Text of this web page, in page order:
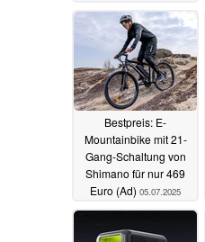
Bestpreis: E-
Mountainbike mit 21-
Gang-Schaltung von
Shimano für nur 469
Euro (Ad) 05.07.2025